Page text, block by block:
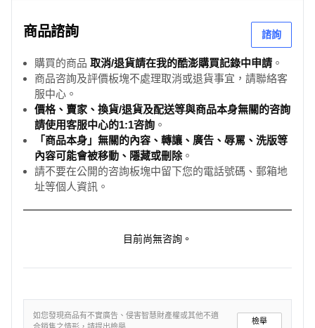
商品諮詢 諮詢
購買的商品 取消/退貨請在我的酷澎購買記錄中申請 。
商品咨詢及評價板塊不處理取消或退貨事宜，請聯絡客
服中心。
價格、賣家、換貨/退貨及配送等與商品本身無關的咨詢
請使用客服中心的1:1咨詢 。
「商品本身」無關的內容、轉讓、廣告、辱罵、洗版等
內容可能會被移動、隱藏或刪除。
請不要在公開的咨詢板塊中留下您的電話號碼、郵箱地
址等個人資訊。
目前尚無咨詢。
如您發現商品有不實廣告、侵害智慧財產權或其他不適
檢舉